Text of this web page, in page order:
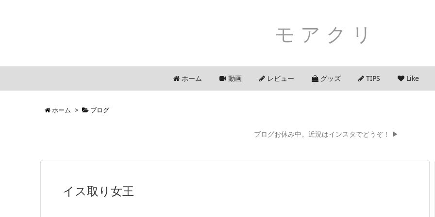
モアクリ
ホーム 動画 レビュー グッズ TIPS Like
ホーム > ブログ
ブログお休み中。近況はインスタでどうぞ！ ▶
イス取り女王